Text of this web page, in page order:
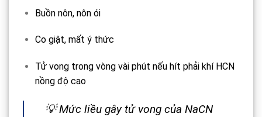
Buồn nôn, nôn ói
Co giật, mất ý thức
Tử vong trong vòng vài phút nếu hít phải khí HCN
nồng độ cao
💡 Mức liều gây tử vong của NaCN